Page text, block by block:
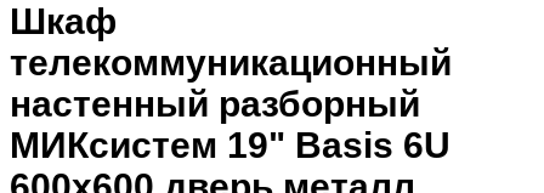
Шкаф
телекоммуникационный
настенный разборный
МИКсистем 19" Basis 6U